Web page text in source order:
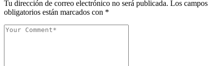
Tu dirección de correo electrónico no será publicada. Los campos
obligatorios están marcados con *